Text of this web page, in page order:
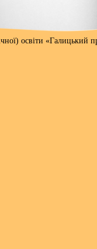
освіти